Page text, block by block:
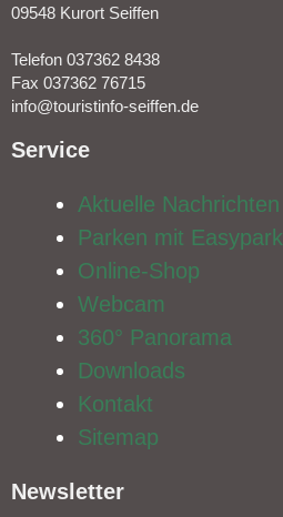
09548 Kurort Seiffen
Telefon 037362 8438
Fax 037362 76715
info@touristinfo-seiffen.de
Service​
Aktuelle Nachrichten
Parken mit Easypark
Online-Shop
Webcam
360° Panorama
Downloads
Kontakt
Sitemap
Newsletter​